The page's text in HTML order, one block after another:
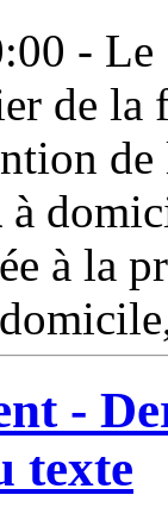
-
de
de
à
à la
-
texte